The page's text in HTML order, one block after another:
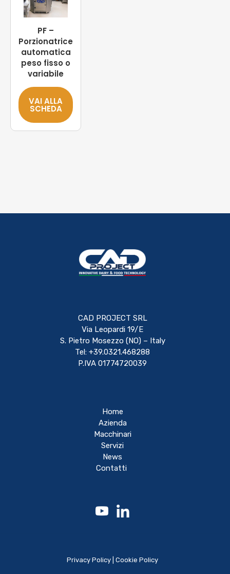
PF –
Porzionatrice
automatica
peso fisso o
variabile
VAI ALLA
SCHEDA
CAD PROJECT SRL
Via Leopardi 19/E
S. Pietro Mosezzo (NO) – Italy
Tel: +39.0321.468288
P.IVA 01774720039
Home
Azienda
Macchinari
Servizi
News
Contatti
Privacy Policy Cookie Policy